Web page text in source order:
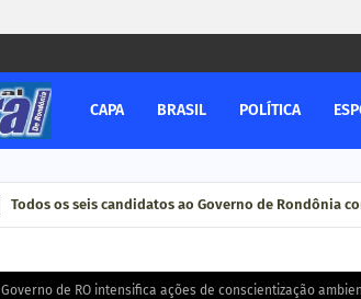
CAPA BRASIL POLÍTICA
Todos os seis candidatos ao Governo de Rondônia
Governo de RO intensifica ações de conscientização